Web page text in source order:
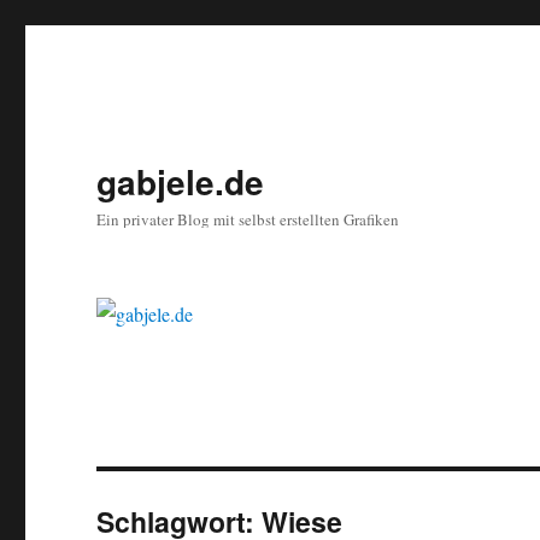
gabjele.de
Ein privater Blog mit selbst erstellten Grafiken
Schlagwort:Wiese